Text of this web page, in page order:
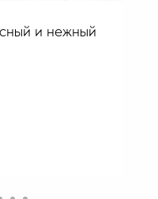
и нежный